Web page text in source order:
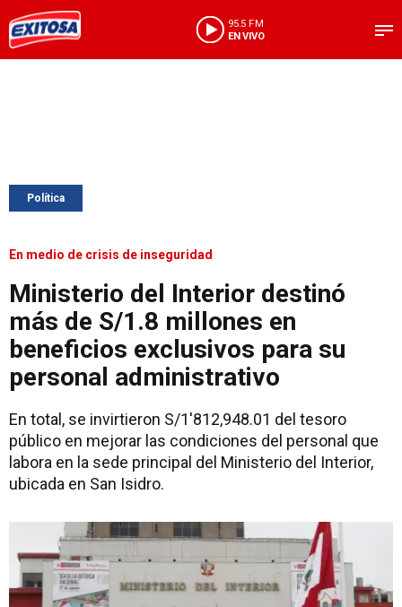
95.5 FM
EN VIVO
Política
En medio de crisis de inseguridad
Ministerio del Interior destinó
más de S/1.8 millones en
beneficios exclusivos para su
personal administrativo
En total, se invirtieron S/1'812,948.01 del tesoro
público en mejorar las condiciones del personal que
labora en la sede principal del Ministerio del Interior,
ubicada en San Isidro.